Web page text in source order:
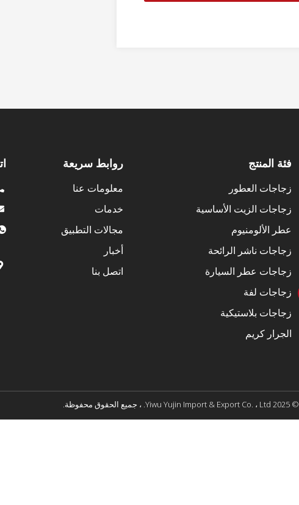
فئة المنتج
زجاجات العطور
زجاجات الزيت الأساسية
عطر الألومنيوم
زجاجات ناشر الرائحة
زجاجات عطر السيارة
زجاجات لفة
زجاجات بلاستيكية
الجرار كريم
روابط سريعة
معلومات عنا
خدمات
مجالات التطبيق
أخبار
اتصل بنا
© 2025 Yiwu Yujin Import & Export Co. ، Ltd. ، جميع الحقوق محفوظة.